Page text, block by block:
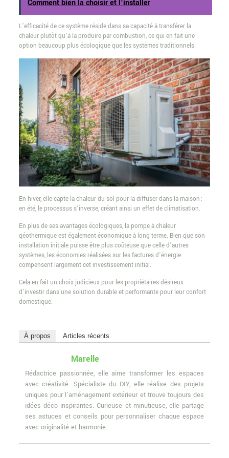
Comment bien la choisir et l’installer
L’efficacité de ce système réside dans sa capacité à transférer la
chaleur plutôt qu’à la produire par combustion, ce qui en fait une
option beaucoup plus écologique que les systèmes traditionnels.
En hiver, elle capte la chaleur du sol pour la diffuser dans la maison ;
en été, le processus s’inverse, créant ainsi un effet de climatisation.
En plus de ses avantages écologiques, la pompe à chaleur
géothermique est également économique à long terme. Bien que son
installation initiale puisse être plus coûteuse que celle d’autres
systèmes, les économies réalisées sur les factures d’énergie
compensent largement cet investissement initial.
Cela en fait un choix judicieux pour les propriétaires désireux
d’investir dans une solution durable et performante pour leur confort
domestique.
À propos Articles récents
Marelle
Rédactrice passionnée, elle aime transformer les espaces
avec créativité. Spécialiste du DIY, elle réalise des projets
uniques pour l'aménagement extérieur et trouve toujours des
idées déco inspirantes. Curieuse et minutieuse, elle partage
ses astuces et conseils pour personnaliser chaque espace
avec originalité et harmonie.